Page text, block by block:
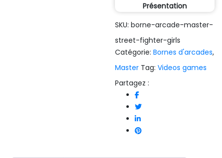
Présentation
SKU: borne-arcade-master-
street-fighter-girls
Catégorie: Bornes d'arcades,
Master Tag: Videos games
Partagez :